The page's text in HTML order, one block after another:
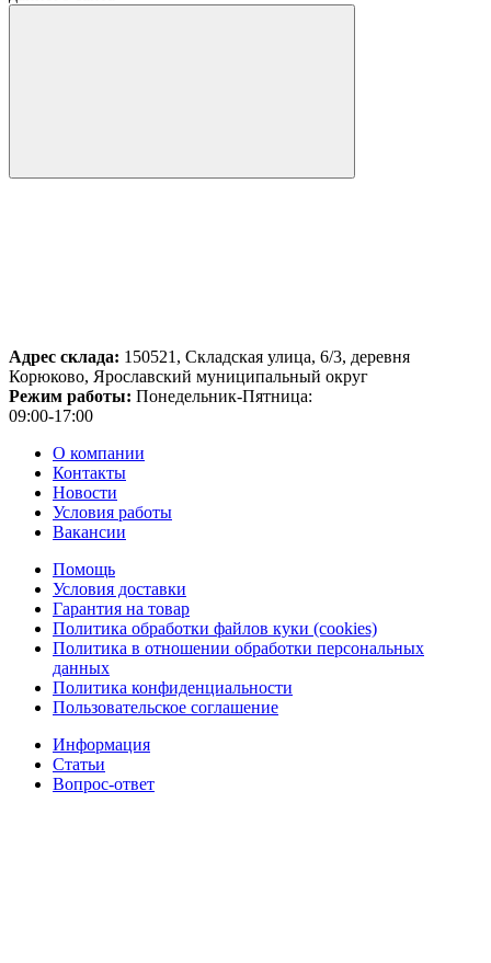
Адрес склада: 150521, Складская улица, 6/3, деревня
Корюково, Ярославский муниципальный округ
Режим работы: Понедельник-Пятница:
09:00-17:00
О компании
Контакты
Новости
Условия работы
Вакансии
Помощь
Условия доставки
Гарантия на товар
Политика обработки файлов куки (cookies)
Политика в отношении обработки персональных
данных
Политика конфиденциальности
Пользовательское соглашение
Информация
Статьи
Вопрос-ответ